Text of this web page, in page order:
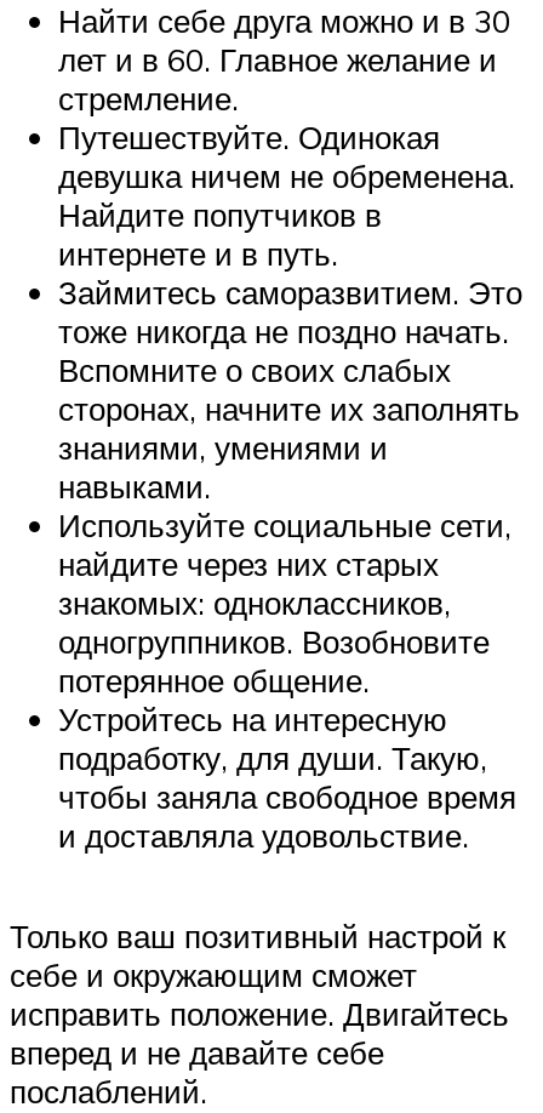
Найти себе друга можно и в 30
лет и в 60. Главное желание и
стремление.
Путешествуйте. Одинокая
девушка ничем не обременена.
Найдите попутчиков в
интернете и в путь.
Займитесь саморазвитием. Это
тоже никогда не поздно начать.
Вспомните о своих слабых
сторонах, начните их заполнять
знаниями, умениями и
навыками.
Используйте социальные сети,
найдите через них старых
знакомых: одноклассников,
одногруппников. Возобновите
потерянное общение.
Устройтесь на интересную
подработку, для души. Такую,
чтобы заняла свободное время
и доставляла удовольствие.
Только ваш позитивный настрой к
себе и окружающим сможет
исправить положение. Двигайтесь
вперед и не давайте себе
послаблений.